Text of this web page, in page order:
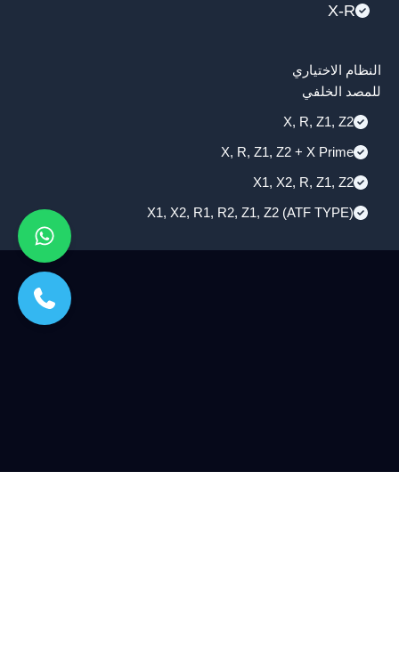
X-R
النظام الاختياري
للمصد الخلفي
X, R, Z1, Z2
X, R, Z1, Z2 + X Prime
X1, X2, R, Z1, Z2
X1, X2, R1, R2, Z1, Z2 (ATF TYPE)